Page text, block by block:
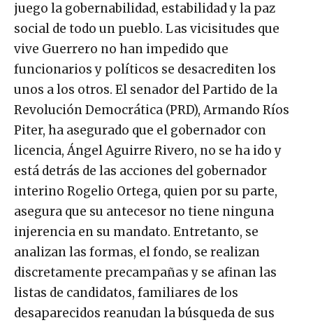
juego la gobernabilidad, estabilidad y la paz
social de todo un pueblo. Las vicisitudes que
vive Guerrero no han impedido que
funcionarios y políticos se desacrediten los
unos a los otros. El senador del Partido de la
Revolución Democrática (PRD), Armando Ríos
Piter, ha asegurado que el gobernador con
licencia, Ángel Aguirre Rivero, no se ha ido y
está detrás de las acciones del gobernador
interino Rogelio Ortega, quien por su parte,
asegura que su antecesor no tiene ninguna
injerencia en su mandato. Entretanto, se
analizan las formas, el fondo, se realizan
discretamente precampañas y se afinan las
listas de candidatos, familiares de los
desaparecidos reanudan la búsqueda de sus